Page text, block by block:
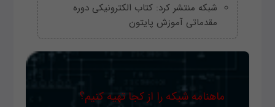
شبکه منتشر کرد: کتاب الکترونیکی دوره
مقدماتی آموزش پایتون
ماهنامه شبکه را از کجا تهیه کنیم؟